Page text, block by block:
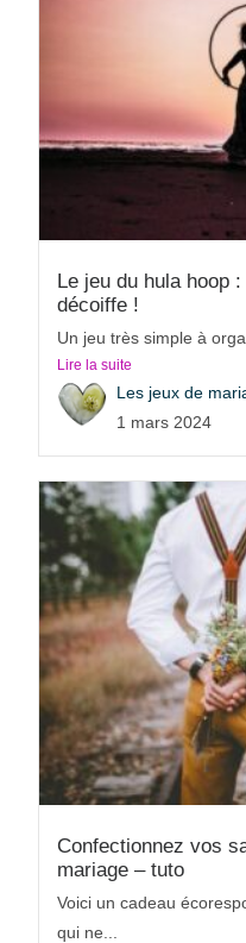
Le jeu du hula hoop
décoiffe !
Un jeu très simple à
Lire la suite
Les jeux de
1 mars 2024
Confectionnez vos
mariage – tuto
Voici un cadeau
qui ne...